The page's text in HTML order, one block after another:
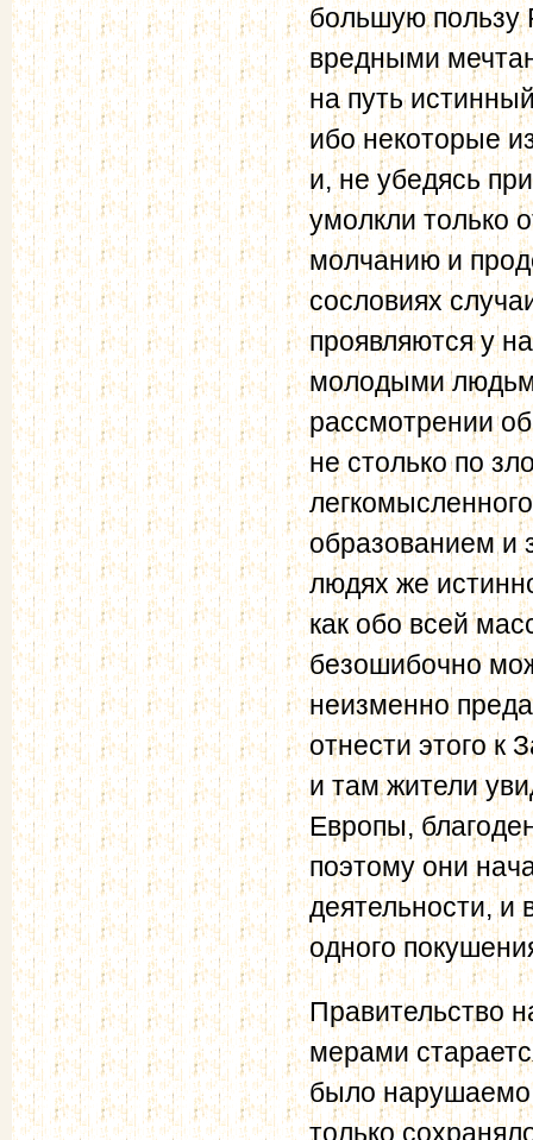
большую пользу
вредными
на путь
ибо некоторые
и, не убедясь
умолкли только
молчанию и
сословиях
проявляются у
молодыми
рассмотрении
не столько по
образованием и
людях же
как обо всей
безошибочно
неизменно
отнести этого к
и там жители
Европы,
поэтому они
деятельности, и
одного
Правительство
мерами
было нарушаемо
только